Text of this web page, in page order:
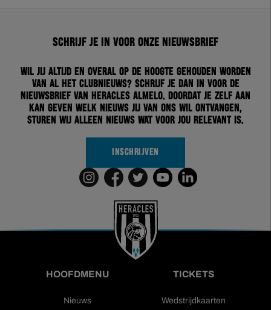
Schrijf je in voor onze nieuwsbrief
Wil jij altijd en overal op de hoogte gehouden worden
van al het clubnieuws? Schrijf je dan in voor de
nieuwsbrief van Heracles Almelo. Doordat je zelf aan
kan geven welk nieuws jij van ons wil ontvangen,
sturen wij alleen nieuws wat voor jou relevant is.
INSCHRIJVEN
HOOFDMENU
Nieuws
TICKETS
Wedstrijdkaarten